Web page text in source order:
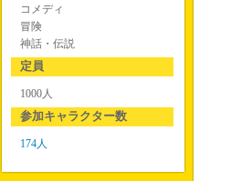
コメディ
冒険
神話・伝説
定員
1000人
参加キャラクター数
174人